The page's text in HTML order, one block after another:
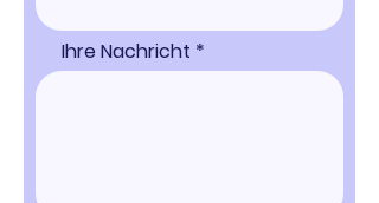
Ihre Nachricht